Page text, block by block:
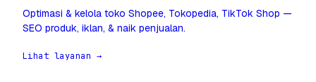
Optimasi & kelola toko Shopee, Tokopedia, TikTok Shop —
SEO produk, iklan, & naik penjualan.
Lihat layanan →